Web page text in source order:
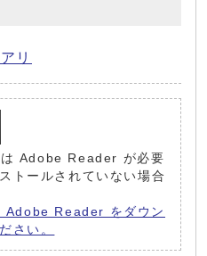
リ
Adobe Reader が必要
トールされていない場合
Adobe Reader をダウン
さい。